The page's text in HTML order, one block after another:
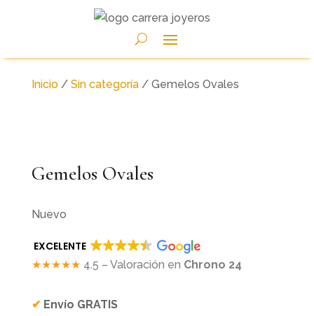
Inicio/ Sin categoría/ Gemelos Ovales
Gemelos Ovales
Nuevo
EXCELENTE
★★★★★ 4.5 – Valoración en Chrono 24
✔ Envío GRATIS